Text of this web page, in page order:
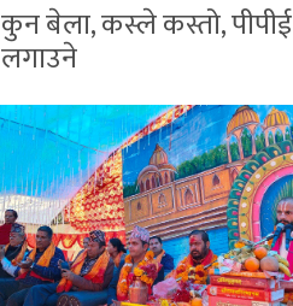
कुन बेला, कस्ले कस्तो, पीपीई
लगाउने